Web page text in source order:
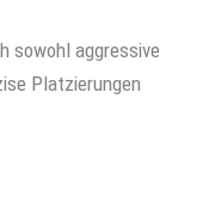
sowohl aggressive
Platzierungen